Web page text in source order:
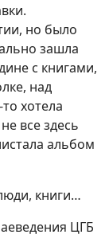
но было
зашла
с книгами,
над
хотела
все здесь
альбом
книги…
ЦГБ